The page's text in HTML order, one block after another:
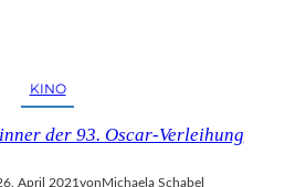
KINO
der 93. Oscar-Verleihung
April 2021vonMichaela Schabel